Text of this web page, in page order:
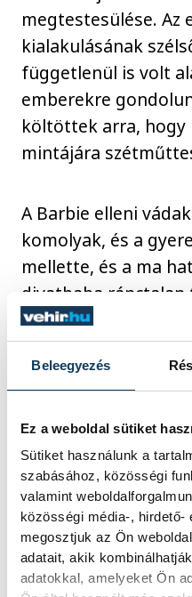
Beleegyezés
Ez a weboldal sütiket
Sütiket használunk a
szabásához, közösségi
valamint
közösségi média-, hirdető-
megosztjuk az Ön
adatait, akik
adatokkal, amelyeket Ön
megtestesülése. Az
kialakulásának
függetlenül is volt
emberekre
költöttek arra, hogy
mintájára
A Barbie elleni
komolyak, és a
mellette, és a ma
divatbaba ránctalan
idealizált világa
életére van a mai
nek sikerült egy
kiötölni, mely az
megfogalmazódott
reflektál. A modern
testalkattípusban,
24-féle hajstílussal